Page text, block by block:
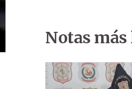
Notas más